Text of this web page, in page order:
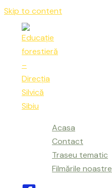
Skip to content
Acasa
Contact
Traseu tematic
Filmările noastre